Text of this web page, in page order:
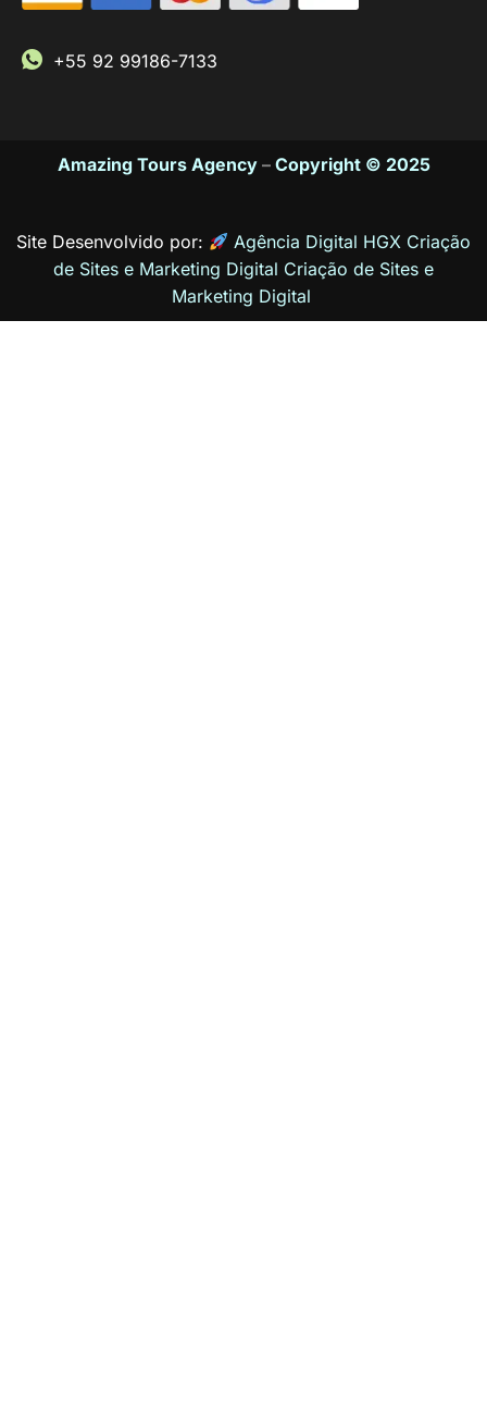
+55 92 99186-7133
Amazing Tours Agency– Copyright © 2025
Site Desenvolvido por:
Agência Digital HGX Criação
de Sites e Marketing Digital Criação de Sites e
Marketing Digital